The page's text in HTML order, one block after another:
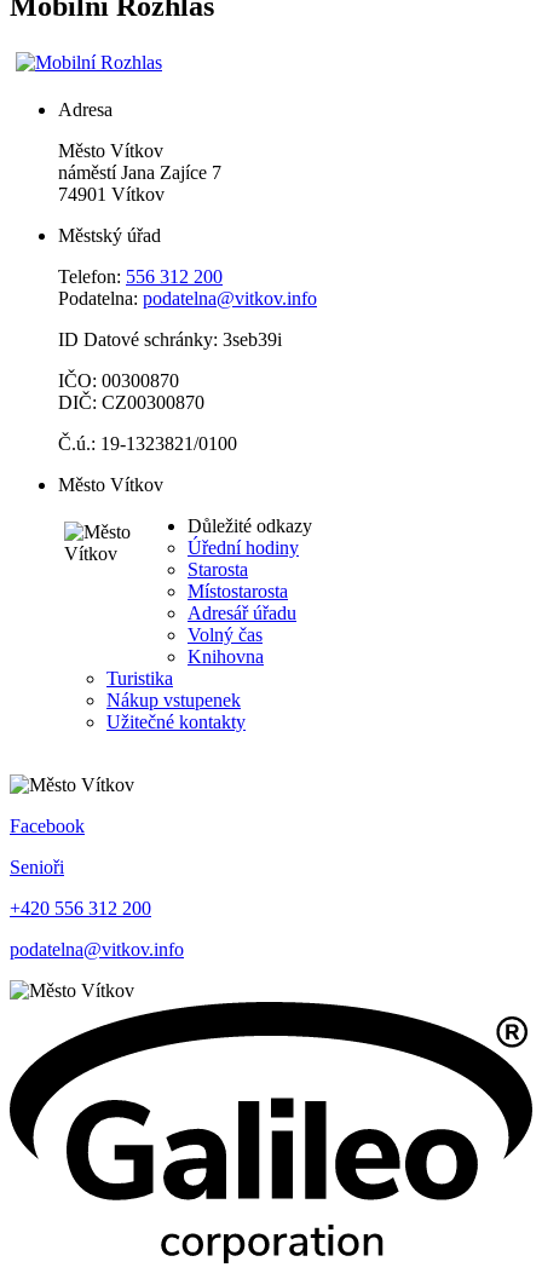
Adresa
Město Vítkov
náměstí Jana Zajíce 7
74901 Vítkov
Městský úřad
Telefon: 556 312 200
Podatelna: podatelna@vitkov.info
ID Datové schránky: 3seb39i
IČO: 00300870
DIČ: CZ00300870
Č.ú.: 19-1323821/0100
Město Vítkov
Důležité odkazy
Úřední hodiny
Starosta
Místostarosta
Adresář úřadu
Volný čas
Knihovna
Turistika
Nákup vstupenek
Užitečné kontakty
Facebook
Senioři
+420 556 312 200
podatelna@vitkov.info